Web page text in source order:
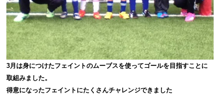
3月は身につけたフェイントのムーブスを使ってゴールを目指すことに
取組みました。
得意になったフェイントにたくさんチャレンジできました